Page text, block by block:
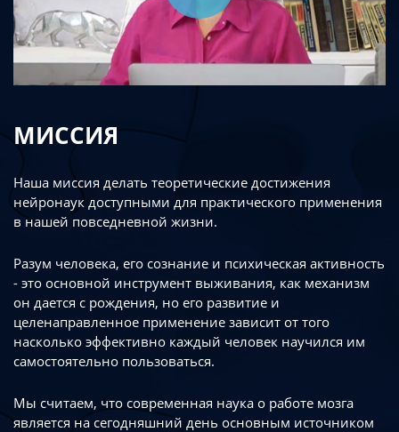
МИССИЯ
Наша миссия делать теоретические достижения
нейронаук доступными для практического применения
в нашей повседневной жизни.
Разум человека, его сознание и психическая активность
- это основной инструмент выживания, как механизм
он дается с рождения, но его развитие и
целенаправленное применение зависит от того
насколько эффективно каждый человек научился им
самостоятельно пользоваться.
Мы считаем, что современная наука о работе мозга
является на сегодняшний день основным источником